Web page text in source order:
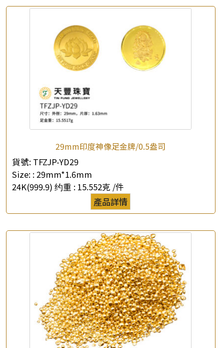
產品查詢 ×
你的名字
公司名稱
*e-mail
*聯絡電話
29mm印度神像足金牌/0.5盎司
貨號: TFZJP-YD29
Size: : 29mm*1.6mm
24K(999.9) 约重 : 15.552克 /件
產品詳情